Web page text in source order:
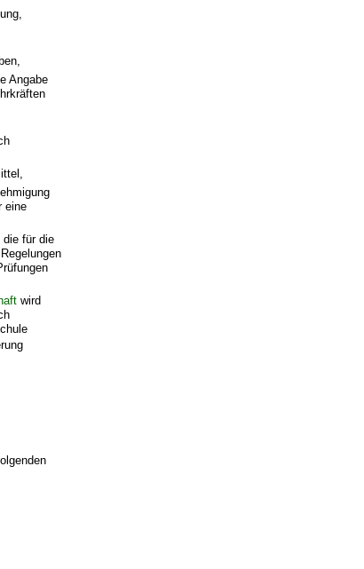
Angabe
eine
für die
wird